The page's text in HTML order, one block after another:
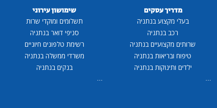
מדריך עסקים
בעלי מקצוע בנתניה
רכב בנתניה
שרותים מקצועיים בנתניה
טיפוח ובריאות בנתניה
ילדים ותינוקות בנתניה
...
שימושון עירוני
תשלומים ומוקדי שרות
סניפי דואר בנתניה
רשימת טלפונים חיוניים
משרדי ממשלה בנתניה
בנקים בנתניה
...